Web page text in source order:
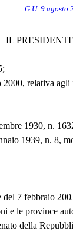
G.U. 9 agosto
IL
relativa
1930, n.
1939, n. 8,
7 febbraio
e le province
della